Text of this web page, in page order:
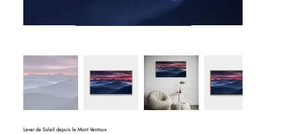
Lever de Soleil depuis le Mont Ventoux